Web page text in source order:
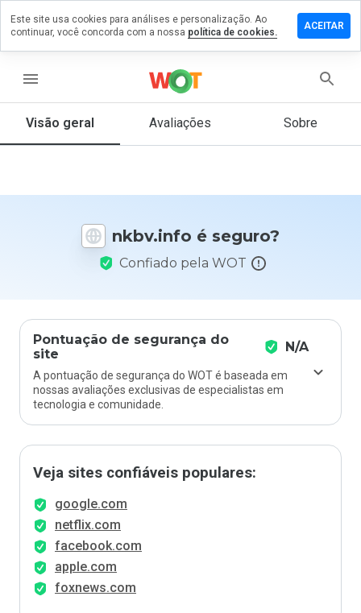
menu
Visão geral Avaliações Sobre
nkbv.info é seguro?
Confiado pela WOT
Pontuação de segurança do
site
N/A
A pontuação de segurança do WOT é baseada em
nossas avaliações exclusivas de especialistas em
tecnologia e comunidade.
Veja sites confiáveis populares:
google.com
netflix.com
facebook.com
apple.com
foxnews.com
um
que
Este site usa cookies para análises e personalização. Ao
continuar, você concorda com a nossa política de cookies.
ACEITAR